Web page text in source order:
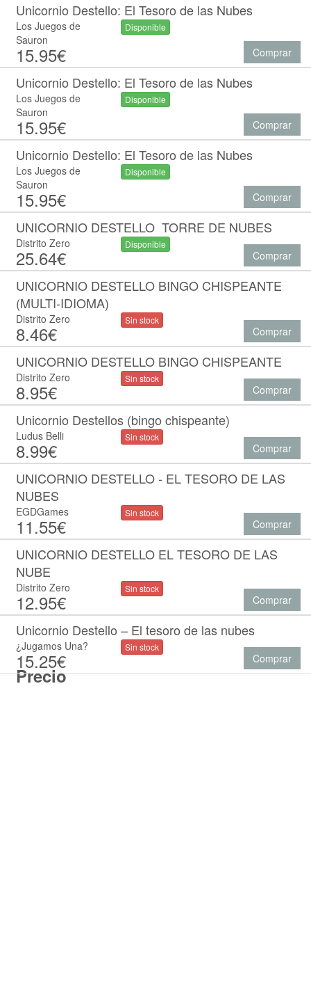
Precio
Unicornio Destello: El Tesoro de las Nubes
Los Juegos de
Sauron
15.95€
Disponible
Comprar
Unicornio Destello: El Tesoro de las Nubes
Los Juegos de
Sauron
15.95€
Disponible
Comprar
Unicornio Destello: El Tesoro de las Nubes
Los Juegos de
Sauron
15.95€
Disponible
Comprar
UNICORNIO DESTELLO  TORRE DE NUBES
Distrito Zero
25.64€
Disponible
Comprar
UNICORNIO DESTELLO BINGO CHISPEANTE
(MULTI-IDIOMA)
Distrito Zero
8.46€
Sin stock
Comprar
UNICORNIO DESTELLO BINGO CHISPEANTE
Distrito Zero
8.95€
Sin stock
Comprar
Unicornio Destellos (bingo chispeante)
Ludus Belli
8.99€
Sin stock
Comprar
UNICORNIO DESTELLO - EL TESORO DE LAS
NUBES
EGDGames
11.55€
Sin stock
Comprar
UNICORNIO DESTELLO EL TESORO DE LAS
NUBE
Distrito Zero
12.95€
Sin stock
Comprar
Unicornio Destello – El tesoro de las nubes
¿Jugamos Una?
15.25€
Sin stock
Comprar